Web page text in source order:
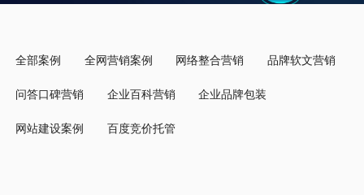
全部案例 全网营销案例 网络整合营销 品牌软文营销
问答口碑营销 企业百科营销 企业品牌包装
网站建设案例 百度竞价托管